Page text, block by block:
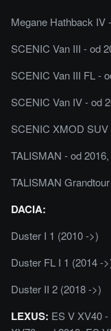
Megane Hathback IV
SCENIC Van III - od
SCENIC Van III FL -
SCENIC Van IV - od
SCENIC XMOD SUV
TALISMAN - od 2016,
TALISMAN
DACIA:
Duster I 1 (2010 ->)
Duster FL I 1 (2014 -
Duster II 2 (2018 ->)
LEXUS: ES V XV40